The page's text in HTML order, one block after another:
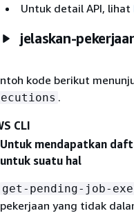
Untuk detail API, lihat
jelaskan-
kode berikut
.
CLI
Untuk mendapatkan
untuk suatu hal
get-pending-job-
pekerjaan yang tidak